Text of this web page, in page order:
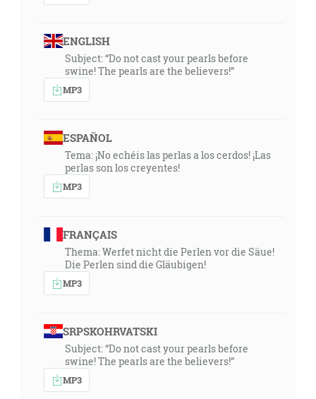
ENGLISH
Subject: “Do not cast your pearls before
swine! The pearls are the believers!”
MP3
ESPAÑOL
Tema: ¡No echéis las perlas a los cerdos! ¡Las
perlas son los creyentes!
MP3
FRANÇAIS
Thema: Werfet nicht die Perlen vor die Säue!
Die Perlen sind die Gläubigen!
MP3
SRPSKOHRVATSKI
Subject: “Do not cast your pearls before
swine! The pearls are the believers!”
MP3